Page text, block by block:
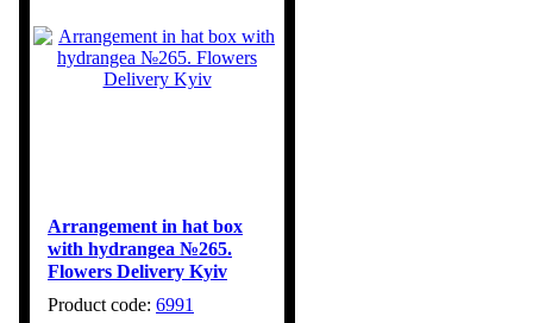
Arrangement in hat box
with hydrangea №265.
Flowers Delivery Kyiv
6991